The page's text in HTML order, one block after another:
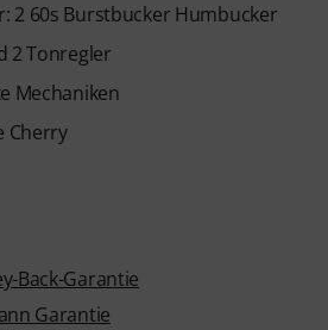
2 60s Burstbucker Humbucker
2 Tonregler
Mechaniken
Cherry
Back-Garantie
Garantie